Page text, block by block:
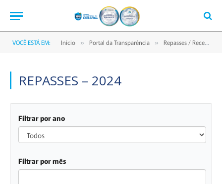
VOCÊ ESTÁ EM: Início » Portal da Transparência » Repasses / Receitas
REPASSES – 2024
Filtrar por ano
Todos
Filtrar por mês